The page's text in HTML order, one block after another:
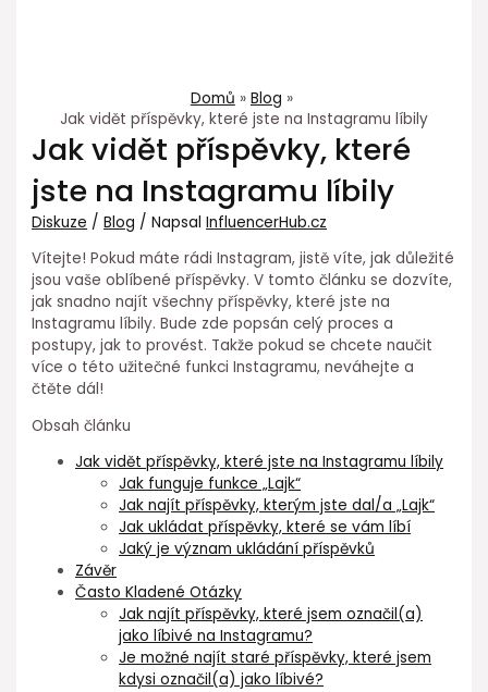
Domů
Blog
Jak vidět příspěvky, které jste na Instagramu líbily
Jak vidět příspěvky, které
jste na Instagramu líbily
Diskuze /Blog / NapsalInfluencerHub.cz
Vítejte! Pokud máte rádi Instagram, jistě víte, jak důležité
jsou vaše oblíbené příspěvky. V tomto článku se dozvíte,
jak snadno najít všechny příspěvky, které jste na
Instagramu líbily. Bude zde popsán celý proces a
postupy, jak to provést. Takže pokud se chcete naučit
více o této užitečné funkci Instagramu, neváhejte a
čtěte dál!
Obsah článku
Jak vidět příspěvky, které jste na Instagramu líbily
Jak funguje funkce „Lajk“
Jak najít příspěvky, kterým jste dal/a „Lajk“
Jak ukládat příspěvky, které se vám líbí
Jaký je význam ukládání příspěvků
Závěr
Často Kladené Otázky
Jak najít příspěvky, které jsem označil(a)
jako líbivé na Instagramu?
Je možné najít staré příspěvky, které jsem
kdysi označil(a) jako líbivé?